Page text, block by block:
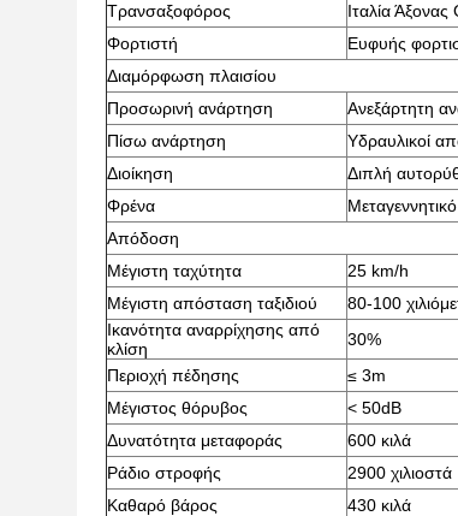
Τρανσαξοφόρος
Ιταλία
Φορτιστή
Ευφυής
Διαμόρφωση πλαισίου
Προσωρινή ανάρτηση
Ανεξάρτητη
Πίσω ανάρτηση
Υδραυλικοί
Διοίκηση
Διπλή
Φρένα
Απόδοση
Μέγιστη ταχύτητα
25 km/h
Μέγιστη απόσταση ταξιδιού
80-100
Ικανότητα αναρρίχησης από
κλίση
30%
Περιοχή πέδησης
≤ 3m
Μέγιστος θόρυβος
< 50dB
Δυνατότητα μεταφοράς
600 κιλά
Ράδιο στροφής
2900 χιλιοστά
Καθαρό βάρος
430 κιλά